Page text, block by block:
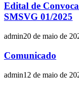
Edital de
SMSVG 01/2025
admin20 de maio de
Comunicado
admin12 de maio de